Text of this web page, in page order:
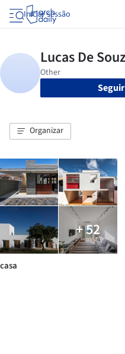
Iniciar sessão
Seguir
Organizar
+ 52
casa